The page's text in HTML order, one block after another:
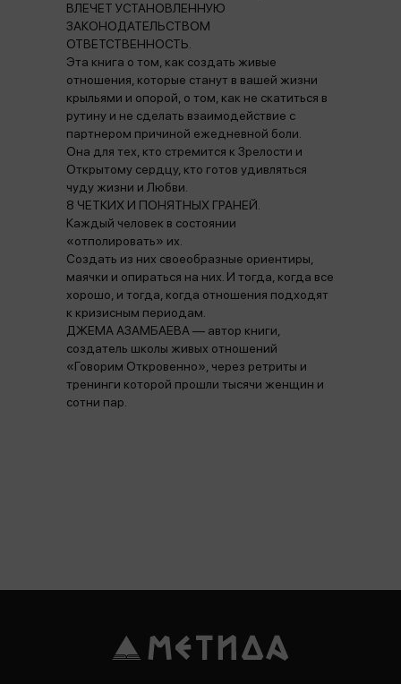
ВЛЕЧЕТ УСТАНОВЛЕННУЮ
ЗАКОНОДАТЕЛЬСТВОМ
ОТВЕТСТВЕННОСТЬ.
Эта книга о том, как создать живые
отношения, которые станут в вашей жизни
крыльями и опорой, о том, как не скатиться в
рутину и не сделать взаимодействие с
партнером причиной ежедневной боли.
Она для тех, кто стремится к Зрелости и
Открытому сердцу, кто готов удивляться
чуду жизни и Любви.
8 ЧЕТКИХ И ПОНЯТНЫХ ГРАНЕЙ.
Каждый человек в состоянии
«отполировать» их.
Создать из них своеобразные ориентиры,
маячки и опираться на них. И тогда, когда все
хорошо, и тогда, когда отношения подходят
к кризисным периодам.
ДЖЕМА АЗАМБАЕВА — автор книги,
создатель школы живых отношений
«Говорим Откровенно», через ретриты и
тренинги которой прошли тысячи женщин и
сотни пар.